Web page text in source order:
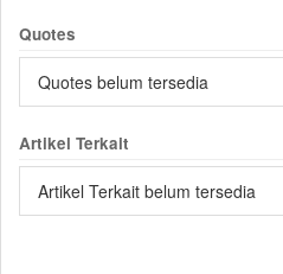
Quotes
Quotes belum tersedia
Artikel Terkait
Artikel Terkait belum tersedia